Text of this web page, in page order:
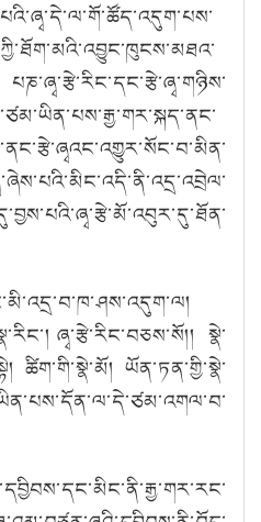
ཞྭ་རྩེ་རིང་བཅས་སོ།། སྣེ་
ཚིག་གི་སྣེ་མོ། ཡོན་ཏན་གྱི་སྣེ་